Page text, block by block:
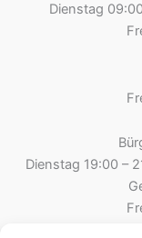
Dienstag
Dienstag 19:00 –